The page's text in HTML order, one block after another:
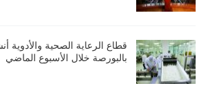
قطاع الرعاية الصحية والأدوية
بالبورصة خلال الأسبوع الماضي